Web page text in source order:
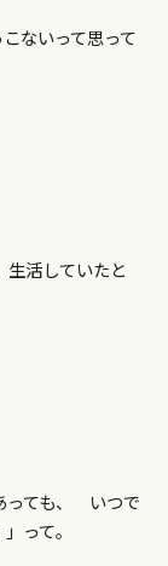
ないって思って
生活していたと
っても、 いつで
って。